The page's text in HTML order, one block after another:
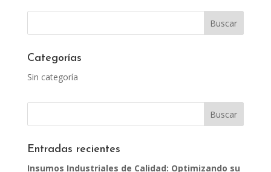
Categorías
Sin categoría
Entradas recientes
Insumos Industriales de Calidad: Optimizando su